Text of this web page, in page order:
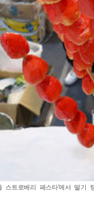
트로베리 페스타'에서 딸기